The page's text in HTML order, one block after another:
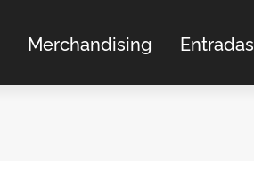
Merchandising Entradas